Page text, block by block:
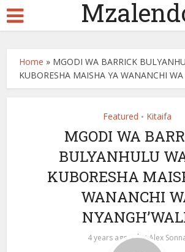
Home » MGODI WA BARRICK
KUBORESHA MAISHA YA WANANCHI WA
Featured • Kitaifa
MGODI WA
BULYANHULU
KUBORESHA
WANANCHI
4 years ago by Alex